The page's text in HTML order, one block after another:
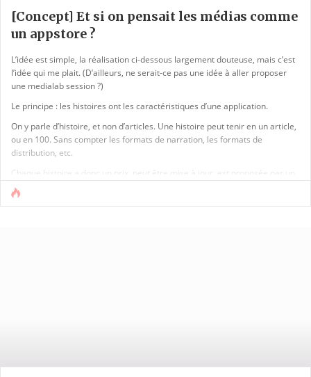
[Concept] Et si on pensait les médias comme
un appstore ?
L’idée est simple, la réalisation ci-dessous largement douteuse, mais c’est
l’idée qui me plait. (D’ailleurs, ne serait-ce pas une idée à aller proposer
une medialab session ?)
Le principe : les histoires ont les caractéristiques d’une application.
On y parle d’histoire, et non d’articles. Une histoire peut tenir en un article,
ou en 100. Sans compter les formats de narration, les formats de
distribution, etc.
Chaque histoire a donc un prix, peut être mise à jour, est proposée par un
(ou des) auteur(s), ceux qui ont lu / acheté cette histoire ont aussi lu /
acheté ces autres articles. Etc.